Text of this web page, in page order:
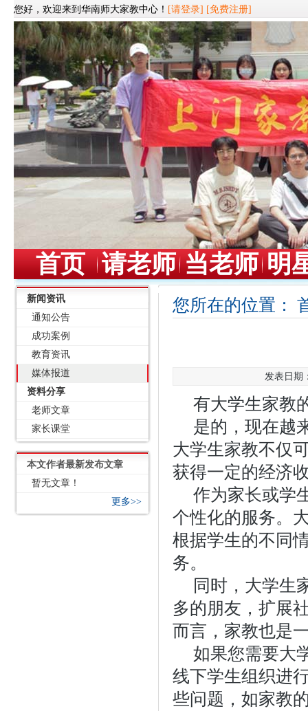
您好，欢迎来到华南师大家教中心！ [请登录] [免费注册]
首页 请老师 当老师 明
新闻资讯
通知公告
成功案例
教育资讯
媒体报道
资料分享
老师文章
家长课堂
本文作者最新发布文章
暂无文章！
更多>>
您所在的位置：
发表日期
有大学生家教
是的，现在越
大学生家教不仅
获得一定的经济
作为家长或学
个性化的服务。
根据学生的不同
务。
同时，大学生
多的朋友，扩展
而言，家教也是
如果您需要大
线下学生组织进
些问题，如家教